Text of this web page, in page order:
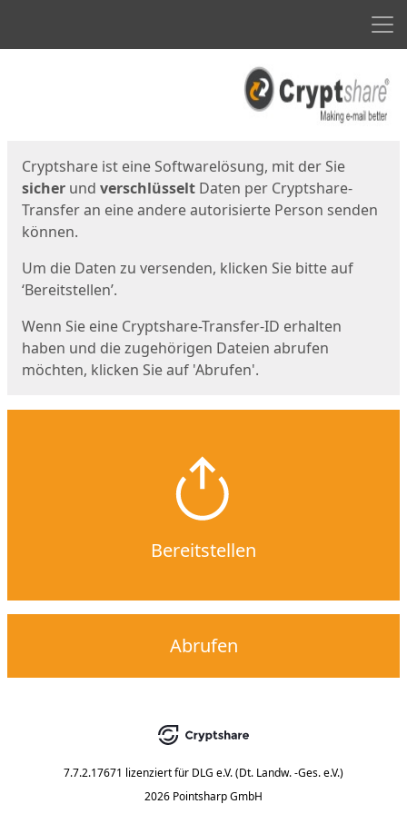
Cryptshare ist eine Softwarelösung, mit der Sie
sicher und verschlüsselt Daten per Cryptshare-
Transfer an eine andere autorisierte Person senden
können.
Um die Daten zu versenden, klicken Sie bitte auf
‘Bereitstellen’.
Wenn Sie eine Cryptshare-Transfer-ID erhalten
haben und die zugehörigen Dateien abrufen
möchten, klicken Sie auf 'Abrufen'.
Bereitstellen
Abrufen
7.7.2.17671 lizenziert für DLG e.V. (Dt. Landw. -Ges. e.V.)
2026 Pointsharp GmbH